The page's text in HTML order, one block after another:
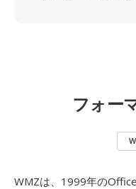
フォー
WMZは、1999年の